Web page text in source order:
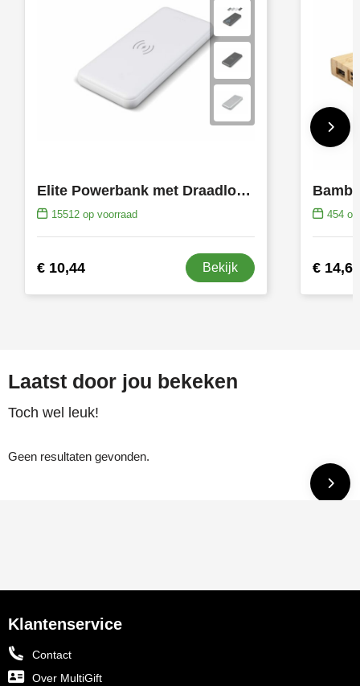
Elite Powerbank met Draadloze Oplader 8000mAh
15512op voorraad
€ 10,44 Bekijk
454op
€ 14,66
Laatst door jou bekeken
Toch wel leuk!
Geen resultaten gevonden.
Klantenservice
Contact
Over MultiGift